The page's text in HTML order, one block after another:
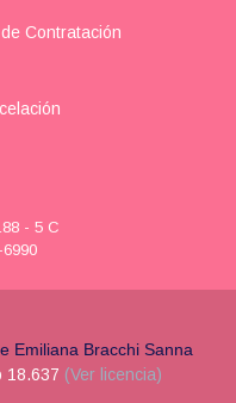
Contratación
- 5 C
Emiliana Bracchi Sanna
18.637 (Ver licencia)